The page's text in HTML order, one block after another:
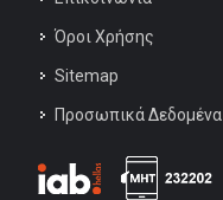
Όροι Χρήσης
Sitemap
Προσωπικά Δεδομένα